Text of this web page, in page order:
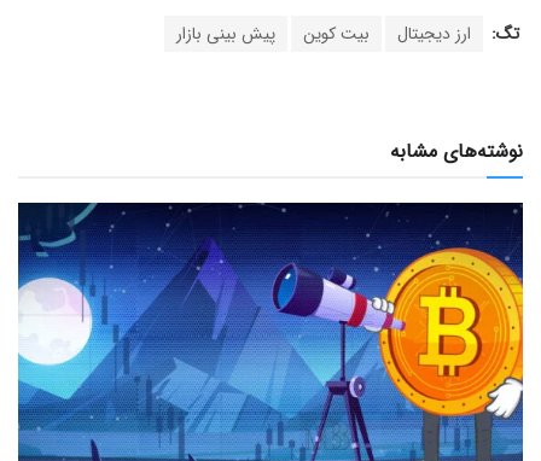
تگ: ارز دیجیتال بیت کوین پیش بینی بازار
نوشته‌های مشابه